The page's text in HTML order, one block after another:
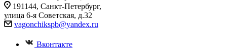
191144, Санкт-Петербург,
улица 6-я Советская, д.32
vagonchikspb@yandex.ru
Вконтакте